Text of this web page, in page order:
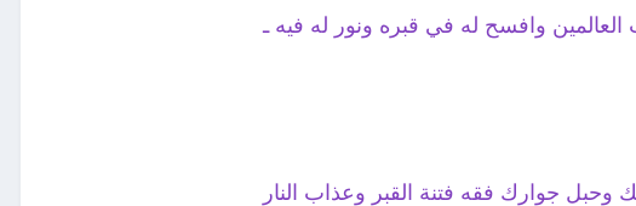
العالمين وافسح له في قبره ونور له فيه ـ
وحبل جوارك فقه فتنة القبر وعذاب النار